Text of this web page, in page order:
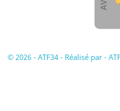
© 2026 - ATF34 - Réalisé par -